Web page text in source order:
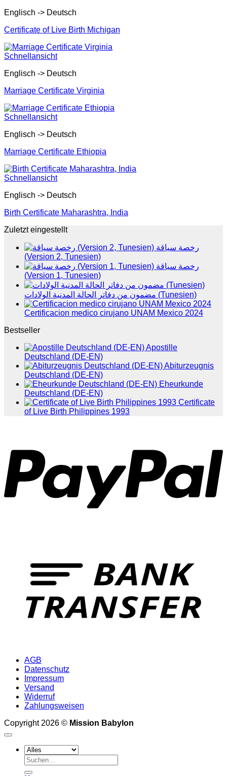
Englisch -> Deutsch
Certificate of Live Birth Michigan
Schnellansicht
Englisch -> Deutsch
Marriage Certificate Virginia
Schnellansicht
Englisch -> Deutsch
Marriage Certificate Ethiopia
Schnellansicht
Englisch -> Deutsch
Birth Certificate Maharashtra, India
Zuletzt eingestellt
رخصة سياقة
(Version 2, Tunesien)
رخصة سياقة
(Version 1, Tunesien)
مضمون من دفاتر الحالة المدنية الولادات (Tunesien)
Certificacion medico cirujano UNAM Mexico 2024
Bestseller
Apostille
Deutschland (DE-EN)
Abiturzeugnis
Deutschland (DE-EN)
Eheurkunde
Deutschland (DE-EN)
Certificate
of Live Birth Philippines 1993
AGB
Datenschutz
Impressum
Versand
Widerruf
Zahlungsweisen
Copyright 2026 © Mission Babylon
Suchen
nach: